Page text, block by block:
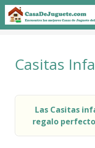
Saltar
contenido
Casitas
Las Casitas
regalo